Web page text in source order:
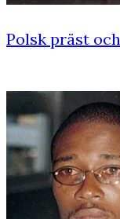
Polsk präst